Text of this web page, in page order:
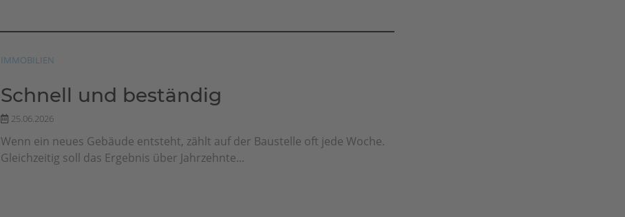
IMMOBILIEN
Schnell und beständig
25.06.2026
Wenn ein neues Gebäude entsteht, zählt auf der Baustelle oft jede Woche.
Gleichzeitig soll das Ergebnis über Jahrzehnte...